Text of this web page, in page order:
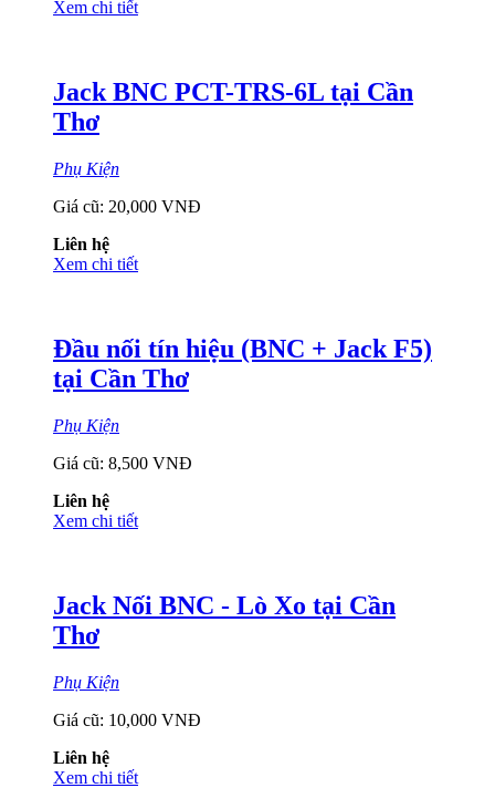
Xem chi tiết
Jack BNC PCT-TRS-6L tại Cần
Thơ
Phụ Kiện
Giá cũ: 20,000 VNĐ
Liên hệ
Xem chi tiết
Đầu nối tín hiệu (BNC + Jack F5)
tại Cần Thơ
Phụ Kiện
Giá cũ: 8,500 VNĐ
Liên hệ
Xem chi tiết
Jack Nối BNC - Lò Xo tại Cần
Thơ
Phụ Kiện
Giá cũ: 10,000 VNĐ
Liên hệ
Xem chi tiết